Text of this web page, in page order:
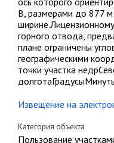
В, размерами до 877
горного отвода,
плане ограничены
географическими
точки участка
Извещение на
Категория объекта
Пользование